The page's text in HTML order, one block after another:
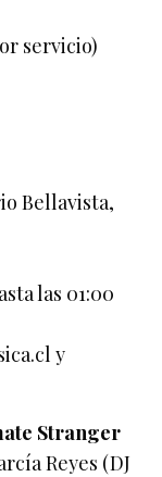
servicio)
Bellavista,
las 01:00
y
Stranger
Reyes (DJ